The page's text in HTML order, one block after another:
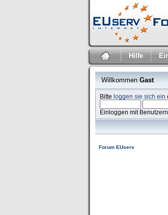
Hilfe
Willkommen Gast
Bitteloggen sie sich ein
Einloggen mit
Forum EUserv